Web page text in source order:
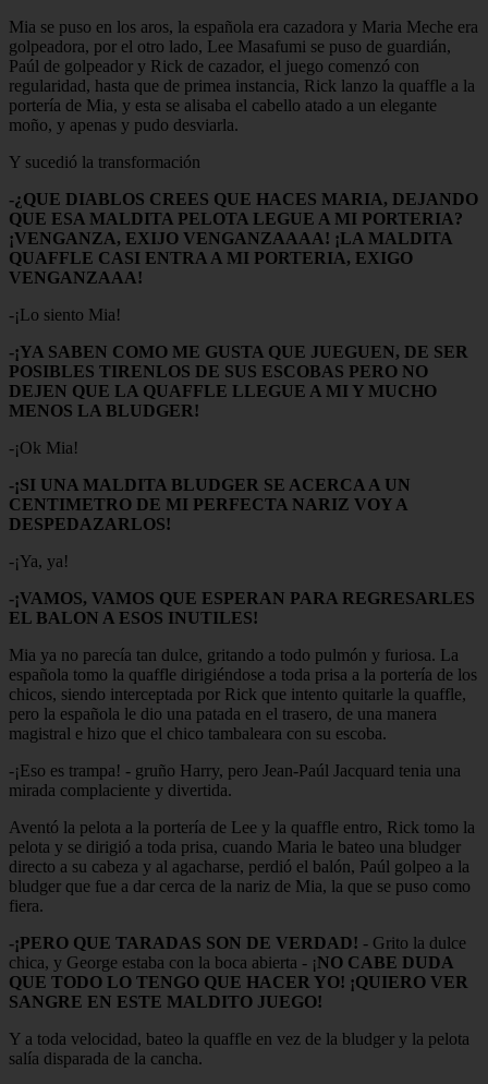
Mia se puso en los aros, la española era cazadora y Maria Meche era
golpeadora, por el otro lado, Lee Masafumi se puso de guardián,
Paúl de golpeador y Rick de cazador, el juego comenzó con
regularidad, hasta que de primea instancia, Rick lanzo la quaffle a la
portería de Mia, y esta se alisaba el cabello atado a un elegante
moño, y apenas y pudo desviarla.
Y sucedió la transformación
-¿QUE DIABLOS CREES QUE HACES MARIA, DEJANDO
QUE ESA MALDITA PELOTA LEGUE A MI PORTERIA?
¡VENGANZA, EXIJO VENGANZAAAA! ¡LA MALDITA
QUAFFLE CASI ENTRA A MI PORTERIA, EXIGO
VENGANZAAA!
-¡Lo siento Mia!
-¡YA SABEN COMO ME GUSTA QUE JUEGUEN, DE SER
POSIBLES TIRENLOS DE SUS ESCOBAS PERO NO
DEJEN QUE LA QUAFFLE LLEGUE A MI Y MUCHO
MENOS LA BLUDGER!
-¡Ok Mia!
-¡SI UNA MALDITA BLUDGER SE ACERCA A UN
CENTIMETRO DE MI PERFECTA NARIZ VOY A
DESPEDAZARLOS!
-¡Ya, ya!
-¡VAMOS, VAMOS QUE ESPERAN PARA REGRESARLES
EL BALON A ESOS INUTILES!
Mia ya no parecía tan dulce, gritando a todo pulmón y furiosa. La
española tomo la quaffle dirigiéndose a toda prisa a la portería de los
chicos, siendo interceptada por Rick que intento quitarle la quaffle,
pero la española le dio una patada en el trasero, de una manera
magistral e hizo que el chico tambaleara con su escoba.
-¡Eso es trampa! - gruño Harry, pero Jean-Paúl Jacquard tenia una
mirada complaciente y divertida.
Aventó la pelota a la portería de Lee y la quaffle entro, Rick tomo la
pelota y se dirigió a toda prisa, cuando Maria le bateo una bludger
directo a su cabeza y al agacharse, perdió el balón, Paúl golpeo a la
bludger que fue a dar cerca de la nariz de Mia, la que se puso como
fiera.
-¡PERO QUE TARADAS SON DE VERDAD! - Grito la dulce
chica, y George estaba con la boca abierta - ¡NO CABE DUDA
QUE TODO LO TENGO QUE HACER YO! ¡QUIERO VER
SANGRE EN ESTE MALDITO JUEGO!
Y a toda velocidad, bateo la quaffle en vez de la bludger y la pelota
salía disparada de la cancha.